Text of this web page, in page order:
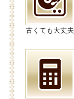
古くても大丈夫